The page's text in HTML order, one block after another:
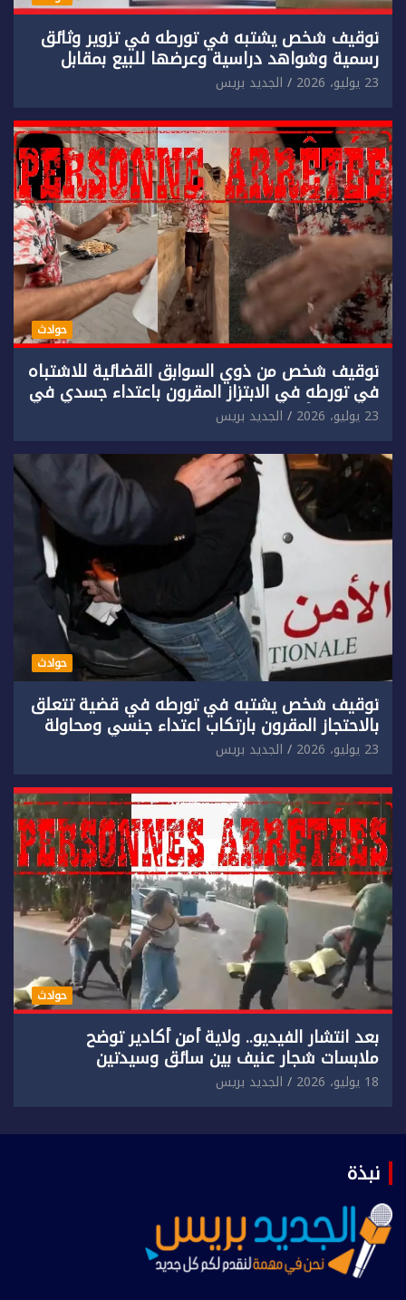
توقيف شخص يشتبه في تورطه في تزوير وثائق
رسمية وشواهد دراسية وعرضها للبيع بمقابل
مادي.
23 يوليو، 2026 الجديد بريس
حوادث
توقيف شخص من ذوي السوابق القضائية للاشتباه
في تورطه في الابتزاز المقرون باعتداء جسدي في
حق سائح أجنبي.
23 يوليو، 2026 الجديد بريس
حوادث
توقيف شخص يشتبه في تورطه في قضية تتعلق
بالاحتجاز المقرون بارتكاب اعتداء جنسي ومحاولة
إضرام النار عمدا.
23 يوليو، 2026 الجديد بريس
حوادث
بعد انتشار الفيديو.. ولاية أمن أكادير توضح
ملابسات شجار عنيف بين سائق وسيدتين
18 يوليو، 2026 الجديد بريس
نبذة